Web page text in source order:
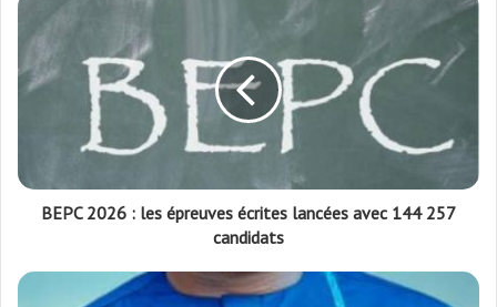
BEPC 2026 : les épreuves écrites lancées avec 144 257
candidats